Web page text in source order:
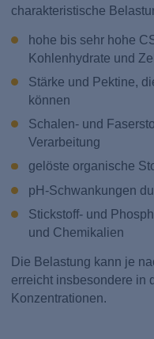
charakteristische
hohe bis sehr hohe
Kohlenhydrate und
Stärke und Pektine,
können
Schalen- und
Verarbeitung
gelöste organische
pH-Schwankungen
Stickstoff- und
und Chemikalien
Die Belastung kann je
erreicht insbesondere in
Konzentrationen.